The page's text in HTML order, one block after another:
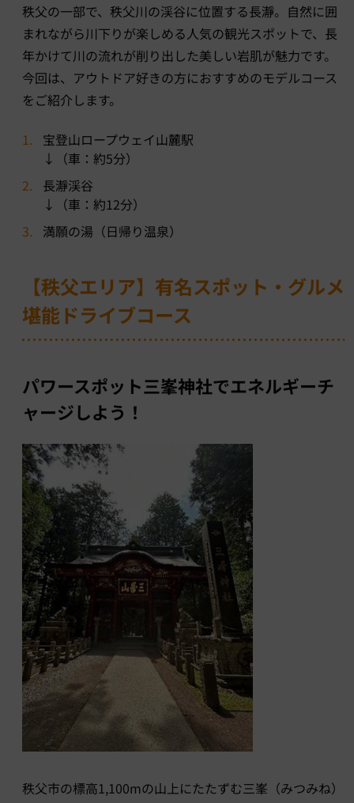
秩父の一部で、秩父川の渓谷に位置する長瀞。自然に囲
まれながら川下りが楽しめる人気の観光スポットで、長
年かけて川の流れが削り出した美しい岩肌が魅力です。
今回は、アウトドア好きの方におすすめのモデルコース
をご紹介します。
宝登山ロープウェイ山麓駅
↓（車：約5分）
長瀞渓谷
↓（車：約12分）
満願の湯（日帰り温泉）
【秩父エリア】有名スポット・グルメ
堪能ドライブコース
パワースポット三峯神社でエネルギーチ
ャージしよう！
秩父市の標高1,100mの山上にたたずむ三峯（みつみね）